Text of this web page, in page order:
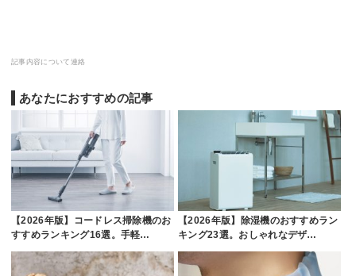
記事内容について連絡
あなたにおすすめの記事
【2026年版】コードレス掃除機のお
すすめランキング16選。手軽…
【2026年版】除湿機のおすすめラン
キング23選。おしゃれなデザ…